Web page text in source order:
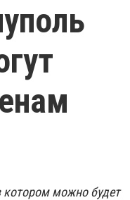
котором можно будет